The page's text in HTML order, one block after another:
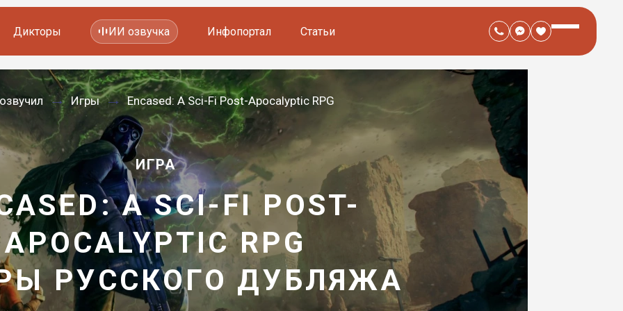
Фильмов и сериалов
Мультфильмов
YouTube каналов
Видеорекламы
Дикторы ИИ озвучка Инфопортал Статьи
Игры Encased: A Sci-Fi Post-Apocalyptic RPG
ИГРА
A SCI-FI POST-
APOCALYPTIC RPG
—
РУССКОГО ДУБЛЯЖА